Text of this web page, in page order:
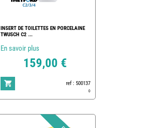
INSERT DE TOILETTES EN PORCELAINE
TWUSCH C2 ...
En savoir plus
159,00 €
ref : 500137
0